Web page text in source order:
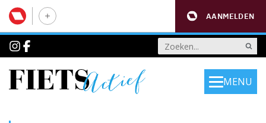
AANMELDEN
MENU